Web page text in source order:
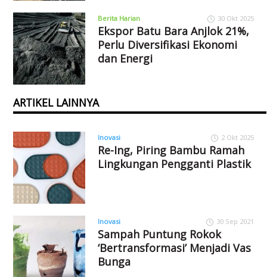
Berita Harian 30 Okt 2025
Ekspor Batu Bara Anjlok 21%,
Perlu Diversifikasi Ekonomi
dan Energi
ARTIKEL LAINNYA
Inovasi 2 Okt 2025
Re-Ing, Piring Bambu Ramah
Lingkungan Pengganti Plastik
Inovasi 30 Sep 2021
Sampah Puntung Rokok
‘Bertransformasi’ Menjadi Vas
Bunga